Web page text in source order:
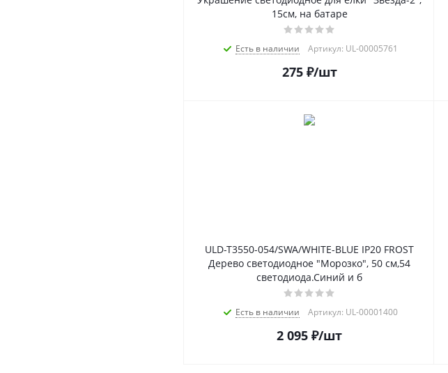
15см, на батаре
Есть в наличии Артикул: UL-00005761
275₽/шт
ULD-T3550-054/SWA/WHITE-BLUE IP20 FROST
Дерево светодиодное "Морозко", 50 см,54
светодиода.Синий и б
Есть в наличии Артикул: UL-00001400
2 095 ₽/шт